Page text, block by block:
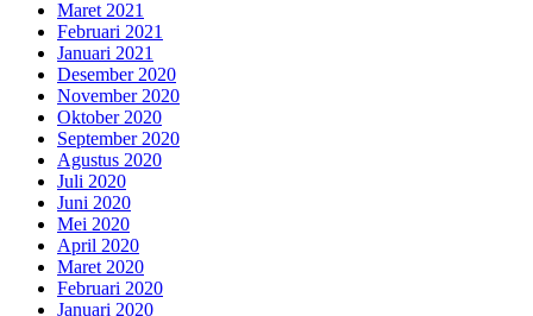
Maret 2021
Februari 2021
Januari 2021
Desember 2020
November 2020
Oktober 2020
September 2020
Agustus 2020
Juli 2020
Juni 2020
Mei 2020
April 2020
Maret 2020
Februari 2020
Januari 2020